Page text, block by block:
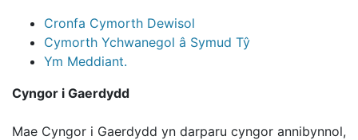
Cronfa Cymorth Dewisol
Cymorth Ychwanegol â Symud Tŷ
Ym Meddiant.
Cyngor i Gaerdydd
Mae Cyngor i Gaerdydd yn darparu cyngor annibynnol,